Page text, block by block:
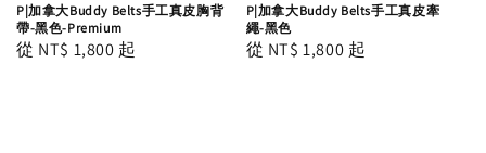
P|加拿大Buddy Belts手工真皮胸背
帶-黑色-Premium
Regular
從 NT$ 1,800 起
P|加拿大Buddy Belts手工真皮牽
繩-黑色
Regular
從 NT$ 1,800 起